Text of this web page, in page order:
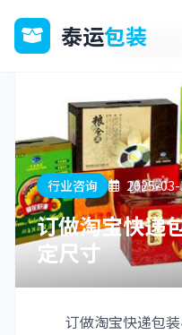
泰运包装
行业咨询 2025-
订做淘宝快递
定尺寸
订做淘宝快递包装